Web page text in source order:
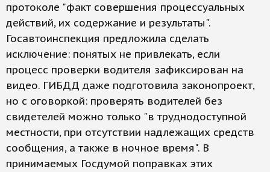
протоколе "факт совершения процессуальных
действий, их содержание и результаты".
Госавтоинспекция предложила сделать
исключение: понятых не привлекать, если
процесс проверки водителя зафиксирован на
видео. ГИБДД даже подготовила законопроект,
но с оговоркой: проверять водителей без
свидетелей можно только "в труднодоступной
местности, при отсутствии надлежащих средств
сообщения, а также в ночное время". В
принимаемых Госдумой поправках этих